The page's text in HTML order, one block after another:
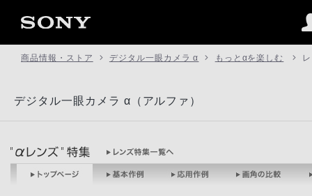
商品情報・ストア デジタル一眼カメラ α もっとαを楽しむ
デジタル一眼カメラ α（アルファ）